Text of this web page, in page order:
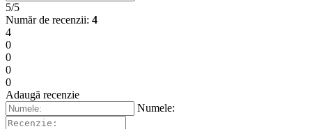
5/5
Număr de recenzii: 4
4
0
0
0
0
Adaugă recenzie
Numele: